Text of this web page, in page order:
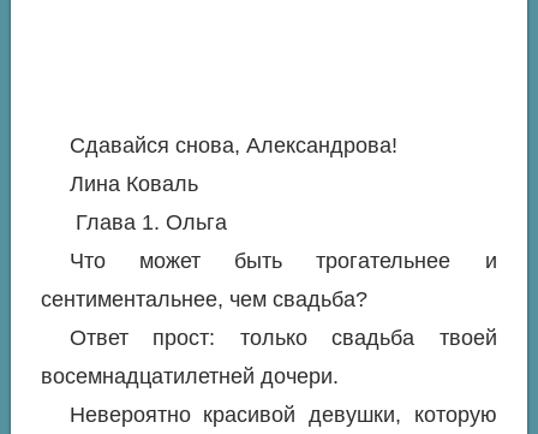
Сдавайся снова, Александрова!
Лина Коваль
Глава 1. Ольга
Что может быть трогательнее и
сентиментальнее, чем свадьба?
Ответ прост: только свадьба твоей
восемнадцатилетней дочери.
Невероятно красивой девушки, которую